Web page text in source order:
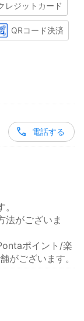
レジットカード
QRコード決済
電話する
法がございま
ポイント/楽
がございます。